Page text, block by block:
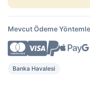
Mevcut Ödeme
Banka Havalesi